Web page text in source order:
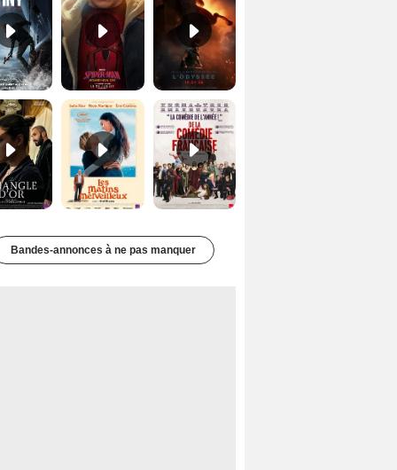
Le Triangle d'or Bande-annonce VF De la Comédie-Française Teaser VF
Bandes-annonces à ne pas manquer